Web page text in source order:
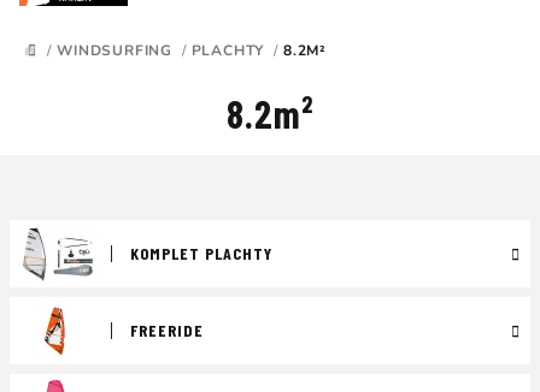
DOMŮ
/ WINDSURFING / PLACHTY / 8.2M²
8.2m²
KOMPLET PLACHTY
FREERIDE